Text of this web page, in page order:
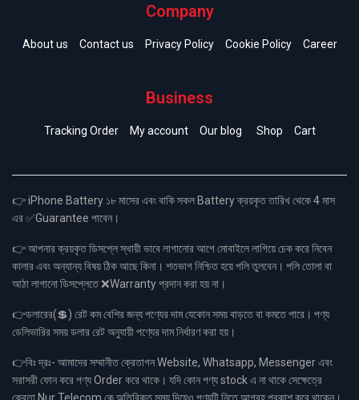
Company
About us Contact us Privacy Policy Cookie Policy Career
Business
Tracking Order My account Our blog Shop Cart
👉 iPhone Battery ১৮ মাসের এবং বাকি সকল Battery ক্রয়কৃত তারিখ থেকে 4 মাস
এর ✅Guarantee পাবেন।
👉 আপনার ক্রয়কৃত ডিসপ্লে স্থায়ী ভাবে লাগানোর আগে মোবাইলে লাগিয়ে চেক করে নিবেন
কালার এবং অন্যান্য বিষয় ঠিক আছে কিনা। শতভাগ নিশ্চিত হয়ে পলি তুলবেন। পলি তোলা বা
আঠা লাগানো ডিসপ্লেতে ❌Warranty প্রদান করা হয় না।
👉ডলারের(💲) রেট কম বেশির জন্য পণ্যের দাম যেকোন সময় বাড়তে বা কমতে পারে। পণ্য
ডেলিভারির সময় ডলার রেট অনুযায়ী পণ্যের দাম নির্ধারণ করা হয়।
👉বিঃ দ্রঃ- আমাদের সম্মানীত ক্রেতাগন Website, Whatsapp, Messenger এবং
সরাসরী ফোন করে পণ্য Order করে থাকে। যদি কোন পণ্য stock এ না থাকে সেক্ষেত্রে
ক্রেতা Nur Telecom কে অতিরিক্ত সময় দিয়েও পণ্যটি নিতে আগ্রহ প্রকাশ করে থাকেন।